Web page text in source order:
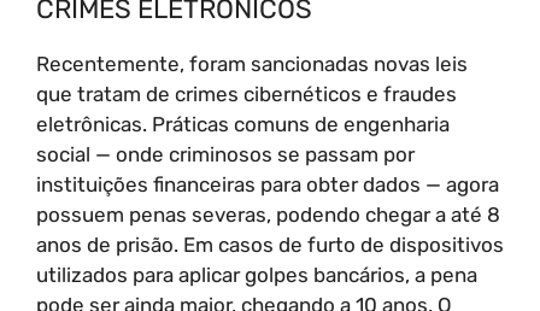
CRIMES ELETRÔNICOS
Recentemente, foram sancionadas novas leis
que tratam de crimes cibernéticos e fraudes
eletrônicas. Práticas comuns de engenharia
social — onde criminosos se passam por
instituições financeiras para obter dados — agora
possuem penas severas, podendo chegar a até 8
anos de prisão. Em casos de furto de dispositivos
utilizados para aplicar golpes bancários, a pena
pode ser ainda maior, chegando a 10 anos. O